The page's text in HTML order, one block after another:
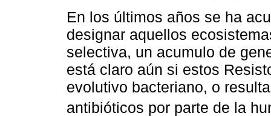
En los últimos años se ha
designar aquellos
selectiva, un acumulo de
está claro aún si estos
evolutivo bacteriano, o
antibióticos por parte de la